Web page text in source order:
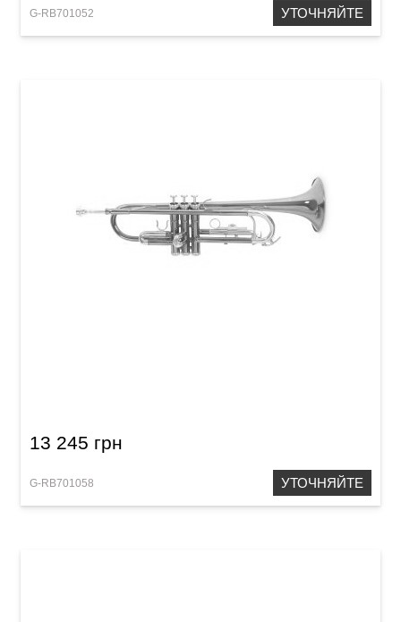
G-RB701052 УТОЧНЯЙТЕ
13 245 грн
G-RB701058 УТОЧНЯЙТЕ